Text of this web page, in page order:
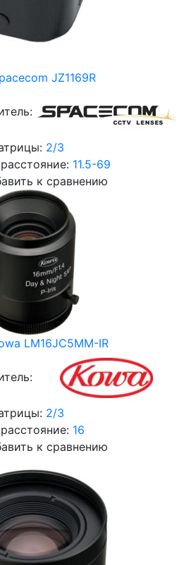
JZ1169R
2/3
11.5-69
к сравнению
LM16JC5MM-IR
2/3
16
к сравнению